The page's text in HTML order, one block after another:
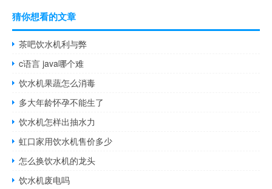
猜你想看的文章
茶吧饮水机利与弊
c语言 java哪个难
饮水机果蔬怎么消毒
多大年龄怀孕不能生了
饮水机怎样出抽水力
虹口家用饮水机售价多少
怎么换饮水机的龙头
饮水机废电吗